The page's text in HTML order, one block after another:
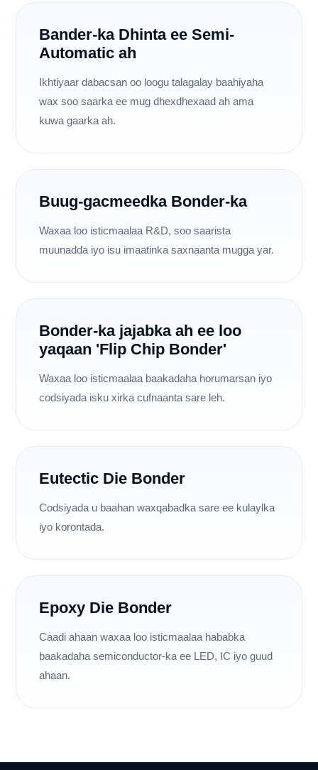
Bander-ka Dhinta ee Semi-
Automatic ah
Ikhtiyaar dabacsan oo loogu talagalay baahiyaha
wax soo saarka ee mug dhexdhexaad ah ama
kuwa gaarka ah.
Buug-gacmeedka Bonder-ka
Waxaa loo isticmaalaa R&D, soo saarista
muunadda iyo isu imaatinka saxnaanta mugga yar.
Bonder-ka jajabka ah ee loo
yaqaan 'Flip Chip Bonder'
Waxaa loo isticmaalaa baakadaha horumarsan iyo
codsiyada isku xirka cufnaanta sare leh.
Eutectic Die Bonder
Codsiyada u baahan waxqabadka sare ee kulaylka
iyo korontada.
Epoxy Die Bonder
Caadi ahaan waxaa loo isticmaalaa hababka
baakadaha semiconductor-ka ee LED, IC iyo guud
ahaan.